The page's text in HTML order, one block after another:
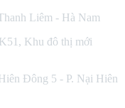
Liêm - Hà Nam
Khu đô thị mới
Đông 5 - P. Nại Hiên